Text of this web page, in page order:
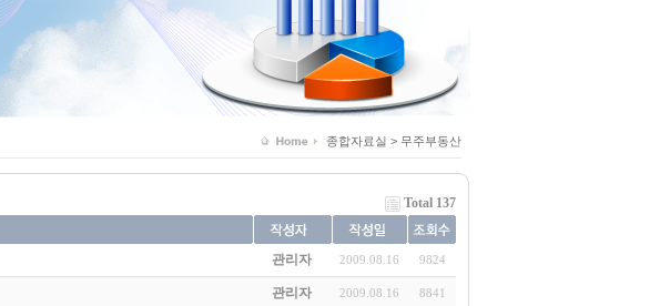
종합자료실 > 무주부동산
Total 137
관리자 2009.08.16 9824
관리자 2009.08.16 8841